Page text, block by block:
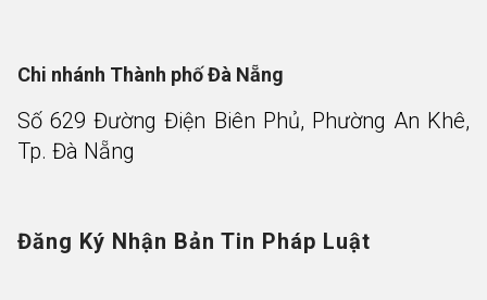
Chi nhánh Thành phố Đà Nẵng
Số 629 Đường Điện Biên Phủ, Phường An Khê,
Tp. Đà Nẵng
Đăng Ký Nhận Bản Tin Pháp Luật